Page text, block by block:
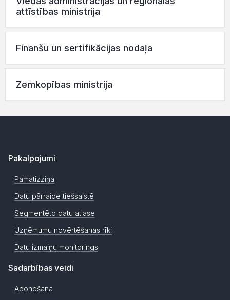
attīstības ministrija
Finanšu un sertifikācijas nodaļa
Zemkopības ministrija
Pakalpojumi
Pamatizziņa
Datu pārraide tiešsaistē
Segmentēto datu atlase
Uzņēmumu novērtēšanas rīki
Datu izmaiņu monitorings
Sadarbības veidi
Abonēšana